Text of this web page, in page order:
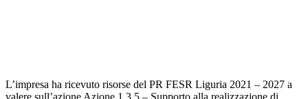
L’impresa ha ricevuto risorse del PR FESR Liguria 2021 – 2027 a
valere sull’azione Azione 1.3.5 – Supporto alla realizzazione di